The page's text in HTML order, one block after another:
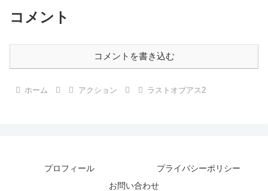
コメント
コメントを書き込む
ホーム アクション ラストオブアス2
プロフィール
プライバシーポリシー
お問い合わせ